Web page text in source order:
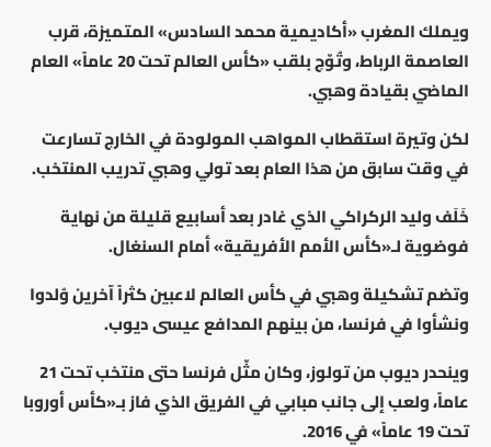
ويملك المغرب «أكاديمية محمد السادس» المتميزة، قرب
العاصمة الرباط، وتُوّج بلقب «كأس العالم تحت 20 عاماً» العام
الماضي بقيادة وهبي.
لكن وتيرة استقطاب المواهب المولودة في الخارج تسارعت
في وقت سابق من هذا العام بعد تولي وهبي تدريب المنتخب.
خَلَف وليد الركراكي الذي غادر بعد أسابيع قليلة من نهاية
فوضوية لـ«كأس الأمم الأفريقية» أمام السنغال.
وتضم تشكيلة وهبي في كأس العالم لاعبين كثراً آخرين وُلدوا
ونشأوا في فرنسا، من بينهم المدافع عيسى ديوب.
وينحدر ديوب من تولوز، وكان مثّل فرنسا حتى منتخب تحت 21
عاماً، ولعب إلى جانب مبابي في الفريق الذي فاز بـ«كأس أوروبا
تحت 19 عاماً» في 2016.